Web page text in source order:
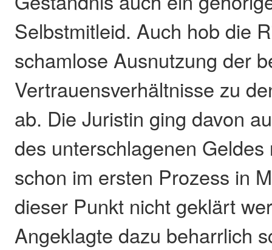
Selbstmitleid. Auch hob die
schamlose Ausnutzung der
Vertrauensverhältnisse zu
ab. Die Juristin ging davon
des unterschlagenen
schon im ersten Prozess in
dieser Punkt nicht geklärt
Angeklagte dazu beharrlich